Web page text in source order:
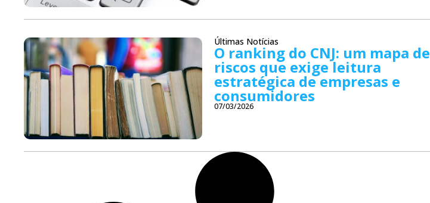
Últimas Notícias
O ranking do CNJ: um mapa de
riscos que exige leitura
estratégica de empresas e
consumidores
07/03/2026